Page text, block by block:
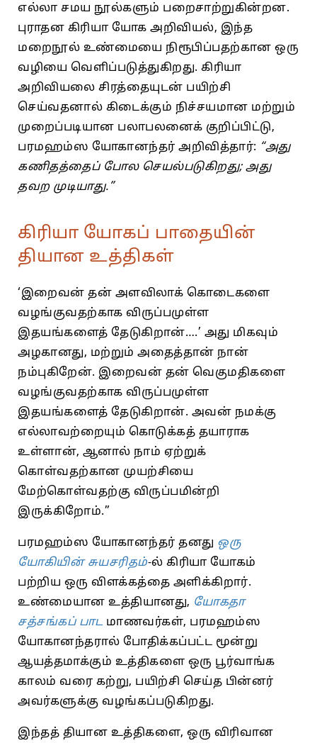
எல்லா சமய நூல்களும் பறைசாற்றுகின்றன.
புராதன கிரியா யோக அறிவியல், இந்த
மறைநூல் உண்மையை நிரூபிப்பதற்கான ஒரு
வழியை வெளிப்படுத்துகிறது. கிரியா
அறிவியலை சிரத்தையுடன் பயிற்சி
செய்வதனால் கிடைக்கும் நிச்சயமான மற்றும்
முறைப்படியான பலாபலனைக் குறிப்பிட்டு,
பரமஹம்ஸ யோகானந்தர் அறிவித்தார்: “அது
கணிதத்தைப் போல செயல்படுகிறது; அது
தவற முடியாது.”
கிரியா யோகப் பாதையின்
தியான உத்திகள்
‘இறைவன் தன் அளவிலாக் கொடைகளை
வழங்குவதற்காக விருப்பமுள்ள
இதயங்களைத் தேடுகிறான்….’ அது மிகவும்
அழகானது, மற்றும் அதைத்தான் நான்
நம்புகிறேன். இறைவன் தன் வெகுமதிகளை
வழங்குவதற்காக விருப்பமுள்ள
இதயங்களைத் தேடுகிறான். அவன் நமக்கு
எல்லாவற்றையும் கொடுக்கத் தயாராக
உள்ளான், ஆனால் நாம் ஏற்றுக்
கொள்வதற்கான முயற்சியை
மேற்கொள்வதற்கு விருப்பமின்றி
இருக்கிறோம்.”
பரமஹம்ஸ யோகானந்தர் தனது ஒரு
யோகியின் சுயசரிதம்-ல் கிரியா யோகம்
பற்றிய ஒரு விளக்கத்தை அளிக்கிறார்.
உண்மையான உத்தியானது, யோகதா
சத்சங்கப் பாட மாணவர்கள், பரமஹம்ஸ
யோகானந்தரால் போதிக்கப்பட்ட மூன்று
ஆயத்தமாக்கும் உத்திகளை ஒரு பூர்வாங்க
காலம் வரை கற்று, பயிற்சி செய்த பின்னர்
அவர்களுக்கு வழங்கப்படுகிறது.
இந்தத் தியான உத்திகளை, ஒரு விரிவான